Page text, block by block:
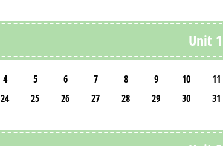
Unit 1
4 5 6 7 8 9 10 11
24 25 26 27 28 29 30 31